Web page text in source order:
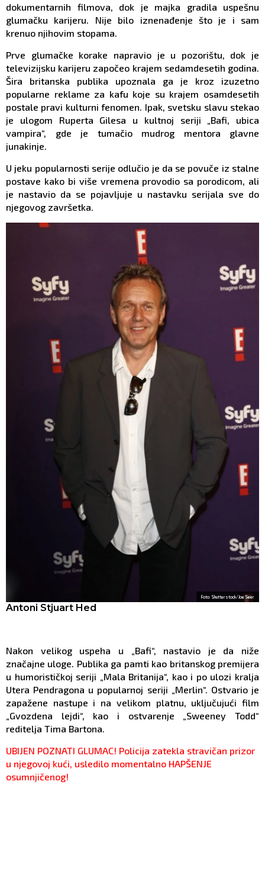
dokumentarnih filmova, dok je majka gradila uspešnu
glumačku karijeru. Nije bilo iznenađenje što je i sam
krenuo njihovim stopama.
Prve glumačke korake napravio je u pozorištu, dok je
televizijsku karijeru započeo krajem sedamdesetih godina.
Šira britanska publika upoznala ga je kroz izuzetno
popularne reklame za kafu koje su krajem osamdesetih
postale pravi kulturni fenomen. Ipak, svetsku slavu stekao
je ulogom Ruperta Gilesa u kultnoj seriji „Bafi, ubica
vampira“, gde je tumačio mudrog mentora glavne
junakinje.
U jeku popularnosti serije odlučio je da se povuče iz stalne
postave kako bi više vremena provodio sa porodicom, ali
je nastavio da se pojavljuje u nastavku serijala sve do
njegovog završetka.
Foto: Shutterstock/Joe Seer
Antoni Stjuart Hed
Nakon velikog uspeha u „Bafi“, nastavio je da niže
značajne uloge. Publika ga pamti kao britanskog premijera
u humorističkoj seriji „Mala Britanija“, kao i po ulozi kralja
Utera Pendragona u popularnoj seriji „Merlin“. Ostvario je
zapažene nastupe i na velikom platnu, uključujući film
„Gvozdena lejdi“, kao i ostvarenje „Sweeney Todd“
reditelja Tima Bartona.
UBIJEN POZNATI GLUMAC! Policija zatekla stravičan prizor
u njegovoj kući, usledilo momentalno HAPŠENJE
osumnjičenog!